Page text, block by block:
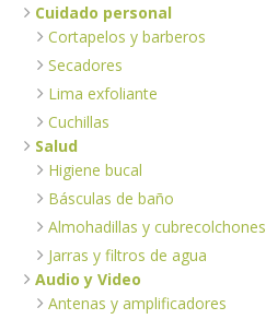
Cuidado personal
Cortapelos y barberos
Secadores
Lima exfoliante
Cuchillas
Salud
Higiene bucal
Básculas de baño
Almohadillas y cubrecolchones
Jarras y filtros de agua
Audio y Video
Antenas y amplificadores